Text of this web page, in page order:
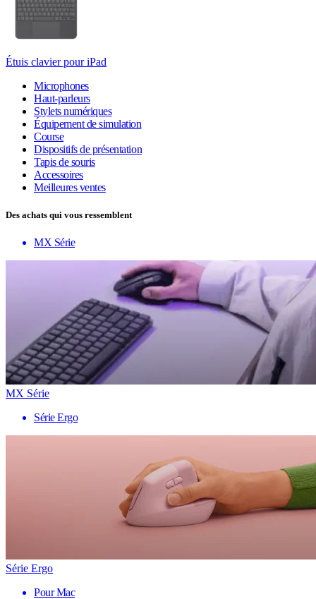
Étuis clavier pour iPad
Microphones
Haut-parleurs
Stylets numériques
Équipement de simulation
Course
Dispositifs de présentation
Tapis de souris
Accessoires
Meilleures ventes
Des achats qui vous ressemblent
MX Série
MX Série
Série Ergo
Série Ergo
Pour Mac